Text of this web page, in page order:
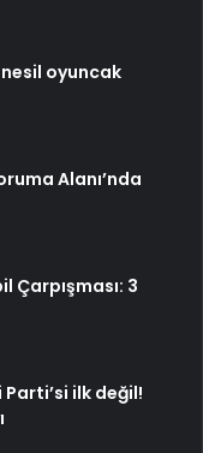
oyuncak
Alanı’nda
Çarpışması: 3
Parti’si ilk değil!